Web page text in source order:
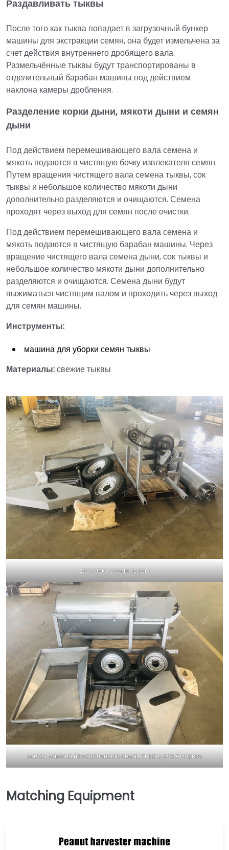
Раздавливать тыквы
После того как тыква попадает в загрузочный бункер
машины для экстракции семян, она будет измельчена за
счет действия внутреннего дробящего вала.
Размельчённые тыквы будут транспортированы в
отделительный барабан машины под действием
наклона камеры дробления.
Разделение корки дыни, мякоти дыни и семян
дыни
Под действием перемешивающего вала семена и
мякоть подаются в чистящую бочку извлекателя семян.
Путем вращения чистящего вала семена тыквы, сок
тыквы и небольшое количество мякоти дыни
дополнительно разделяются и очищаются. Семена
проходят через выход для семян после очистки.
Под действием перемешивающего вала семена и
мякоть подаются в чистящую барабан машины. Через
вращение чистящего вала семена дыни, сок тыквы и
небольшое количество мякоти дыни дополнительно
разделяются и очищаются. Семена дыни будут
выжиматься чистящим валом и проходить через выход
для семян машины.
Инструменты:
машина для уборки семян тыквы
Материалы:свежие тыквы
доставка семян тыквы
малая машина по извлечению семян тыквы для Америки